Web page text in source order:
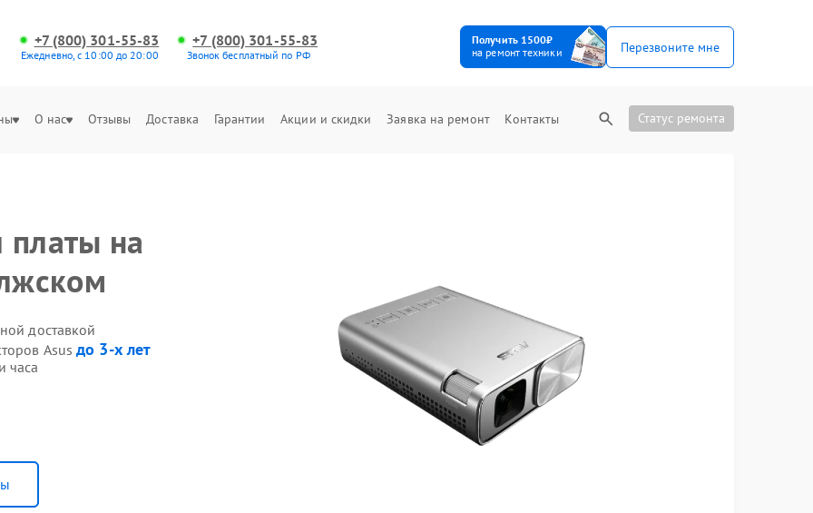
+7 (800) 301-55-83
Ежедневно, с 10:00 до 20:00
+7 (800) 301-55-83
Звонок бесплатный по РФ
Получить 1500₽
на ремонт техники
Перезвоните мне
О нас Отзывы Доставка Гарантии Акции и скидки Заявка на ремонт Контакты Статус ремонта
платы на
доставкой
Asusдо 3-х лет
часа